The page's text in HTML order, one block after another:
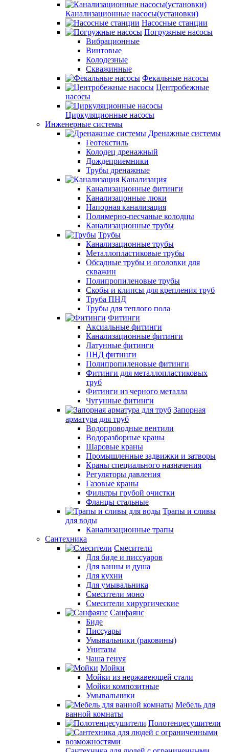
Канализационные насосы(установки)
Насосные станции
Погружные насосы
Вибрационные
Винтовые
Колодезные
Скважинные
Фекальные насосы
Центробежные
насосы
Циркуляционные насосы
Инженерные системы
Дренажные системы
Геотекстиль
Колодец дренажный
Дождеприемники
Трубы дренажные
Канализация
Канализационные фитинги
Канализацонные люки
Напорная канализация
Полимерно-песчаные колодцы
Канализационные трубы
Трубы
Канализационные трубы
Металлопластиковые трубы
Обсадные трубы и оголовки для
скважин
Полипропиленовые трубы
Скобы и клипсы для крепления труб
Труба ПНД
Трубы для теплого пола
Фитинги
Аксиальные фитинги
Канализационные фитинги
Латунные фитинги
ПНД фитинги
Полипропиленовые фитинги
Фитинги для металлопластиковых
труб
Фитинги из черного металла
Чугунные фитинги
Запорная
арматура для труб
Водопроводные вентили
Водоразборные краны
Шаровые краны
Промышленные задвижки и затворы
Краны специального назначения
Регуляторы давления
Газовые краны
Фильтры грубой очистки
Фланцы стальные
Трапы и сливы
для воды
Канализационные трапы
Сантехника
Смесители
Для биде и писсуаров
Для ванны и душа
Для кухни
Для умывальника
Смесители моно
Смесители хирургические
Санфаянс
Биде
Писсуары
Умывальники (раковины)
Унитазы
Чаша генуя
Мойки
Мойки из нержавеющей стали
Мойки композитные
Умывальники
Мебель для
ванной комнаты
Полотенцесушители